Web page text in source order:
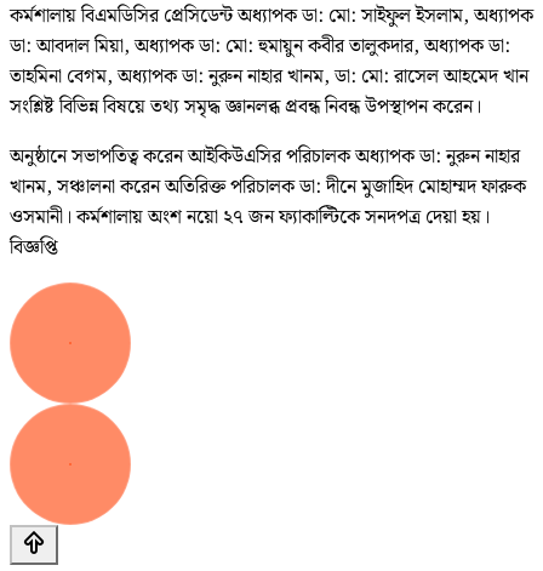
কর্মশালায় বিএমডিসির প্রেসিডেন্ট অধ্যাপক ডা: মো: সাইফুল ইসলাম, অধ্যাপক
ডা: আবদাল মিয়া, অধ্যাপক ডা: মো: হুমায়ুন কবীর তালুকদার, অধ্যাপক ডা:
তাহমিনা বেগম, অধ্যাপক ডা: নুরুন নাহার খানম, ডা: মো: রাসেল আহমেদ খান
সংশ্লিষ্ট বিভিন্ন বিষয়ে তথ্য সমৃদ্ধ জ্ঞানলব্ধ প্রবন্ধ নিবন্ধ উপস্থাপন করেন।
অনুষ্ঠানে সভাপতিত্ব করেন আইকিউএসির পরিচালক অধ্যাপক ডা: নুরুন নাহার
খানম, সঞ্চালনা করেন অতিরিক্ত পরিচালক ডা: দীনে মুজাহিদ মোহাম্মদ ফারুক
ওসমানী। কর্মশালায় অংশ নয়ো ২৭ জন ফ্যাকাল্টিকে সনদপত্র দেয়া হয়।
বিজ্ঞপ্তি